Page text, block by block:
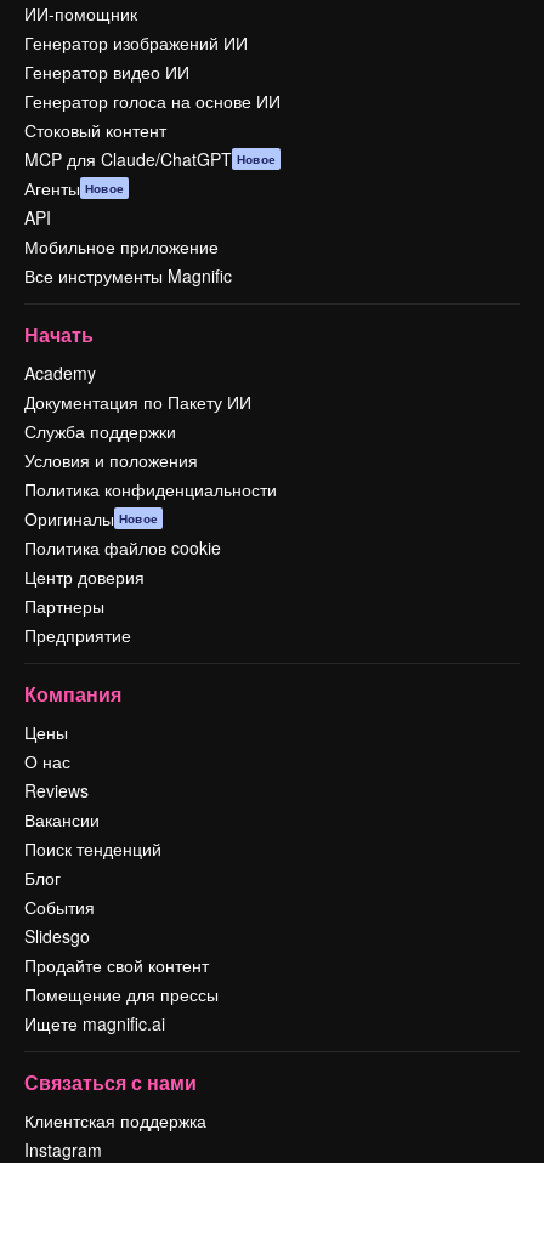
ИИ-помощник
Генератор изображений ИИ
Генератор видео ИИ
Генератор голоса на основе ИИ
Стоковый контент
MCP для Claude/ChatGPT Новое
Агенты Новое
API
Мобильное приложение
Все инструменты Magnific
Начать
Academy
Документация по Пакету ИИ
Служба поддержки
Условия и положения
Политика конфиденциальности
Оригиналы Новое
Политика файлов cookie
Центр доверия
Партнеры
Предприятие
Компания
Цены
О нас
Reviews
Вакансии
Поиск тенденций
Блог
События
Slidesgo
Продайте свой контент
Помещение для прессы
Ищете magnific.ai
Связаться с нами
Клиентская поддержка
Instagram